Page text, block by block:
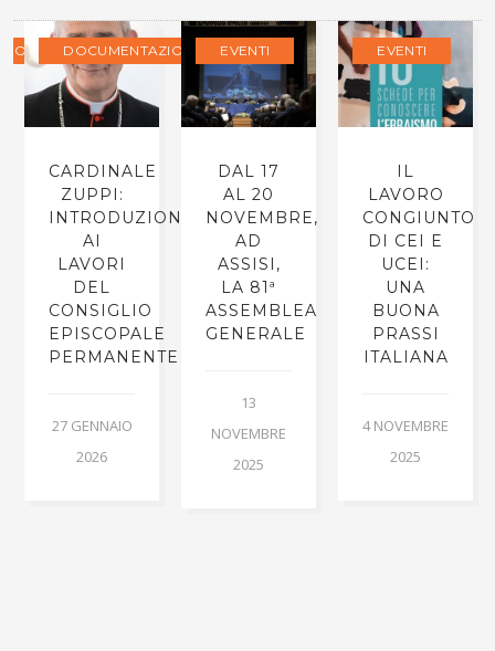
DOCUMENTAZIONE
CARDINALE
ZUPPI:
INTRODUZIONE
AI
LAVORI
DEL
CONSIGLIO
EPISCOPALE
PERMANENTE
27 GENNAIO
2026
EVENTI
DAL 17
AL 20
NOVEMBRE,
AD
ASSISI,
LA 81ª
ASSEMBLEA
GENERALE
13
NOVEMBRE
2025
EVENTI
IL
LAVORO
CONGIUNTO
DI CEI E
UCEI:
UNA
BUONA
PRASSI
ITALIANA
4 NOVEMBRE
2025